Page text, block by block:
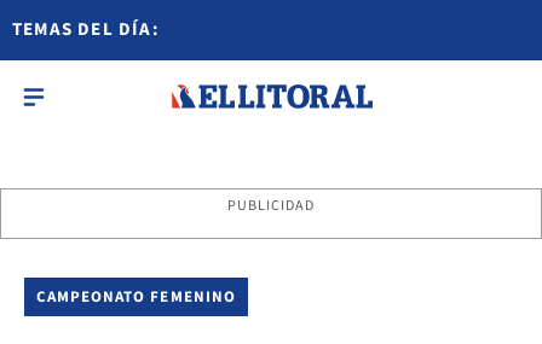
TEMAS DEL DÍA:
PUBLICIDAD
CAMPEONATO FEMENINO